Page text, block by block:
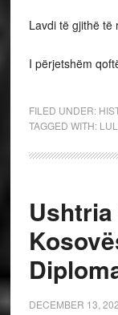
Lavdi të gjithë të
I përjetshëm
FILED UNDER:
TAGGED WITH:
DECEMBER 13,